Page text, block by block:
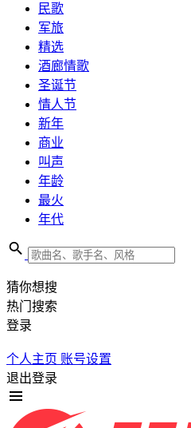
民歌
军旅
精选
酒廊情歌
圣诞节
情人节
新年
商业
叫声
年龄
最火
年代
猜你想搜
热门搜索
登录
个人主页 账号设置
退出登录